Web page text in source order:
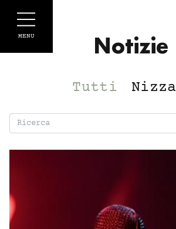
MENU Notizie
Tutti Nizza